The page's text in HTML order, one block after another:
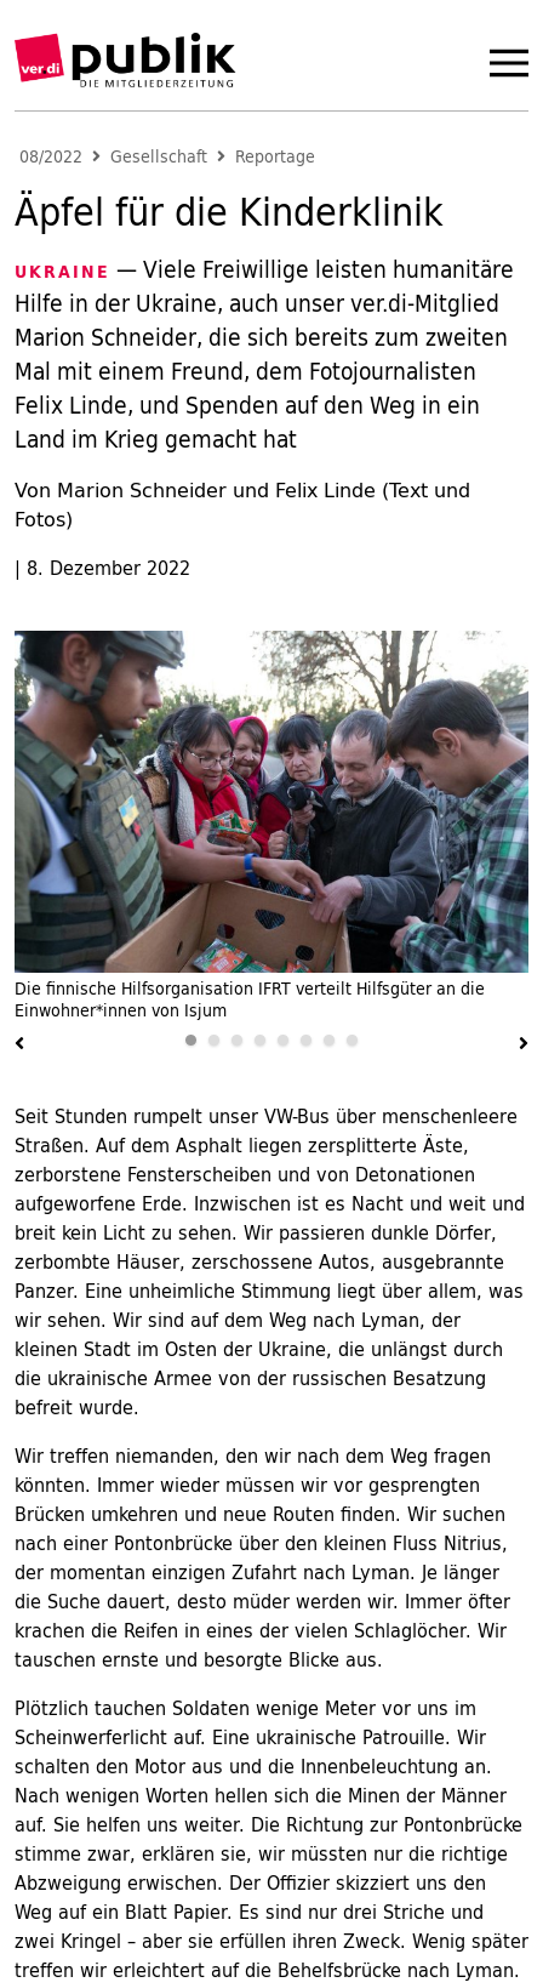
08/2022 Gesellschaft Reportage
Äpfel für die Kinderklinik
UKRAINE — Viele Freiwillige leisten humanitäre
Hilfe in der Ukraine, auch unser ver.di-Mitglied
Marion Schneider, die sich bereits zum zweiten
Mal mit einem Freund, dem Fotojournalisten
Felix Linde, und Spenden auf den Weg in ein
Land im Krieg gemacht hat
Von Marion Schneider und Felix Linde (Text und
Fotos)
| 8. Dezember 2022
Die finnische Hilfsorganisation IFRT verteilt Hilfsgüter an die
Einwohner*innen von Isjum
Seit Stunden rumpelt unser VW-Bus über menschenleere
Straßen. Auf dem Asphalt liegen zersplitterte Äste,
zerborstene Fensterscheiben und von Detonationen
aufgeworfene Erde. Inzwischen ist es Nacht und weit und
breit kein Licht zu sehen. Wir passieren dunkle Dörfer,
zerbombte Häuser, zerschossene Autos, ausgebrannte
Panzer. Eine unheimliche Stimmung liegt über allem, was
wir sehen. Wir sind auf dem Weg nach Lyman, der
kleinen Stadt im Osten der Ukraine, die unlängst durch
die ukrainische Armee von der russischen Besatzung
befreit wurde.
Wir treffen niemanden, den wir nach dem Weg fragen
könnten. Immer wieder müssen wir vor gesprengten
Brücken umkehren und neue Routen finden. Wir suchen
nach einer Pontonbrücke über den kleinen Fluss Nitrius,
der momentan einzigen Zufahrt nach Lyman. Je länger
die Suche dauert, desto müder werden wir. Immer öfter
krachen die Reifen in eines der vielen Schlaglöcher. Wir
tauschen ernste und besorgte Blicke aus.
Plötzlich tauchen Soldaten wenige Meter vor uns im
Scheinwerferlicht auf. Eine ukrainische Patrouille. Wir
schalten den Motor aus und die Innenbeleuchtung an.
Nach wenigen Worten hellen sich die Minen der Männer
auf. Sie helfen uns weiter. Die Richtung zur Pontonbrücke
stimme zwar, erklären sie, wir müssten nur die richtige
Abzweigung erwischen. Der Offizier skizziert uns den
Weg auf ein Blatt Papier. Es sind nur drei Striche und
zwei Kringel – aber sie erfüllen ihren Zweck. Wenig später
treffen wir erleichtert auf die Behelfsbrücke nach Lyman.